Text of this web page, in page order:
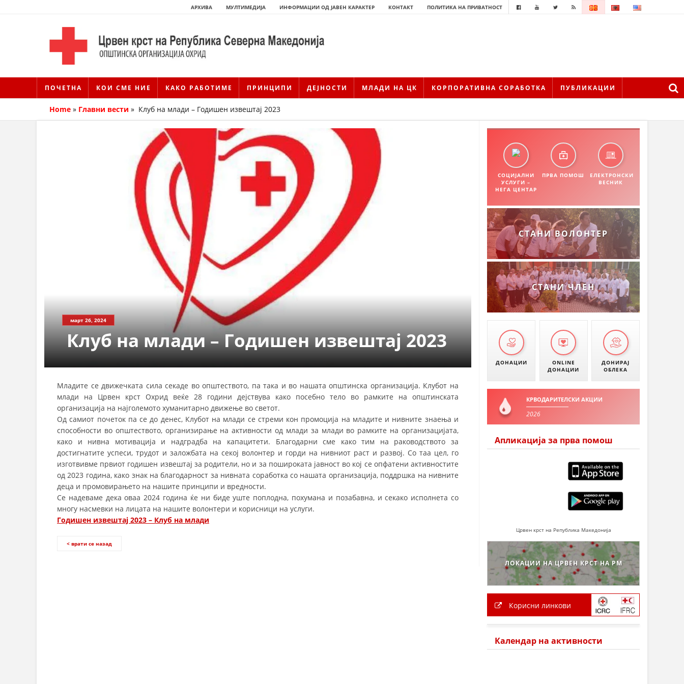
АРХИВА МУЛТИМЕДИЈА ИНФОРМАЦИИ ОД ЈАВЕН КАРАКТЕР КОНТАКТ ПОЛИТИКА НА ПРИВАТНОСТ
ПОЧЕТНА КОИ СМЕ НИЕ КАКО РАБОТИМЕ ПРИНЦИПИ ДЕЈНОСТИ МЛАДИ НА ЦК КОРПОРАТИВНА СОРАБОТКА ПУБЛИКАЦИИ
ИСТОРИЈАТ НА ЦКРМ
ИСТОРИЈАТ НА ДВИЖЕЊЕТО
СТРУКТУРА НА ОРГАНИЗАЦИЈАТА
КОНТАКТ ИНФОРМАЦИИ
ЧЛЕНСТВО ВО ПРОФЕСИОНАЛНИ ТЕЛА
ОРГАНИЗАЦИЈА И РАЗВОЈ
СОБРАНИЕ
ДИСЕМИНАЦИЈА
ПРОМОЦИЈА НА ХУМАНИ ВРЕДНОСТИ
Home » Главни вести » Клуб на млади – Годишен извештај 2023
март 26, 2024
Клуб на млади – Годишен извештај 2023
Младите се движечката сила секаде во општеството, па така и во нашата општинска организација. Клубот на
млади на Црвен крст Охрид веќе 28 години дејствува како посебно тело во рамките на општинската
организација на најголемото хуманитарно движење во светот.
Од самиот почеток па се до денес, Клубот на млади се стреми кон промоција на младите и нивните знаења и
способности во општеството, организирање на активности од млади за млади во рамките на организацијата,
како и нивна мотивација и надградба на капацитети. Благодарни сме како тим на раководството за
достигнатите успеси, трудот и заложбата на секој волонтер и горди на нивниот раст и развој. Со таа цел, го
изготвивме првиот годишен извештај за родители, но и за пошироката јавност во кој се опфатени активностите
од 2023 година, како знак на благодарност за нивната соработка со нашата организација, поддршка на нивните
деца и промовирањето на нашите принципи и вредности.
Се надеваме дека оваа 2024 година ќе ни биде уште поплодна, похумана и позабавна, и секако исполнета со
многу насмевки на лицата на нашите волонтери и корисници на услуги.
Годишен извештај 2023 – Клуб на млади
< врати се назад
СОЦИЈАЛНИ
УСЛУГИ –
НЕГА ЦЕНТАР
ПРВА ПОМОШ
ЕЛЕКТРОНСКИ
ВЕСНИК
СТАНИ ВОЛОНТЕР
СТАНИ ЧЛЕН
ДОНАЦИИ
ONLINE
ДОНАЦИИ
ДОНИРАЈ
ОБЛЕКА
КРВОДАРИТЕЛСКИ АКЦИИ
2026
Апликација за прва помош
Црвен крст на Република Македонија
ЛОКАЦИИ НА ЦРВЕН КРСТ НА РМ
Корисни линкови
Календар на активности